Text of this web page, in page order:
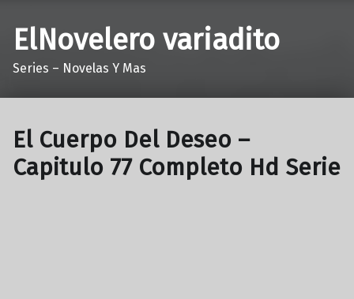
ElNovelero variadito
Series – Novelas Y Mas
El Cuerpo Del Deseo –
Capitulo 77 Completo Hd Serie